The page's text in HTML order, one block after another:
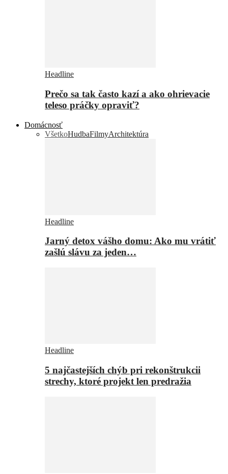
Headline
Prečo sa tak často kazí a ako ohrievacie
teleso práčky opraviť?
Domácnosť
VšetkoHudbaFilmyArchitektúra
Headline
Jarný detox vášho domu: Ako mu vrátiť
zašlú slávu za jeden…
Headline
5 najčastejších chýb pri rekonštrukcii
strechy, ktoré projekt len predražia